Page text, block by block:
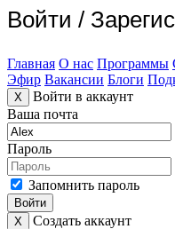
Войти /
Главная О нас Программы
Эфир Вакансии Блоги
X
Войти в аккаунт
Ваша почта
Пароль
Запомнить пароль
Войти
X
Создать аккаунт